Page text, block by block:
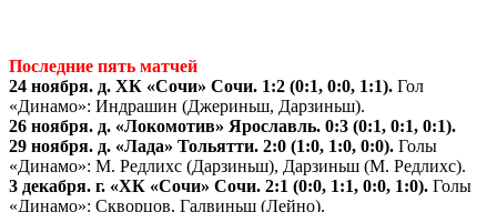
Последние пять матчей
24 ноября. д. ХК «Сочи» Сочи. 1:2 (0:1, 0:0, 1:1). Гол
«Динамо»: Индрашин (Джериньш, Дарзиньш).
26 ноября. д. «Локомотив» Ярославль. 0:3 (0:1, 0:1, 0:1).
29 ноября. д. «Лада» Тольятти. 2:0 (1:0, 1:0, 0:0). Голы
«Динамо»: М. Редлихс (Дарзиньш), Дарзиньш (М. Редлихс).
3 декабря. г. «ХК «Сочи» Сочи. 2:1 (0:0, 1:1, 0:0, 1:0). Голы
«Динамо»: Скворцов, Галвиньш (Лейно).